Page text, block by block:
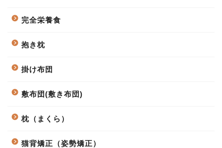
完全栄養食
抱き枕
掛け布団
敷布団(敷き布団)
枕（まくら）
猫背矯正（姿勢矯正）